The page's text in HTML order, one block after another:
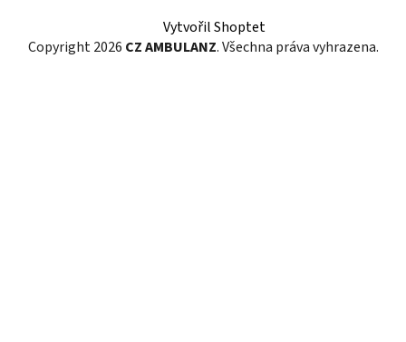
Vytvořil Shoptet
Copyright 2026 CZ AMBULANZ. Všechna práva vyhrazena.